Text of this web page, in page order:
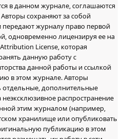
в данном журнале, соглашаются
сохраняют за собой
передают журналу право первой
одновременно лицензируя ее на
License, которая
данную работу с
данной работы и ссылкой
в этом журнале. Авторы
отдельные, дополнительные
распространение
этим журналом (например,
хранилище или опубликовать
публикацию в этом